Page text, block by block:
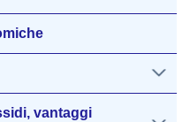
vantaggi